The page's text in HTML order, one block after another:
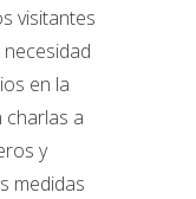
visitantes
en la
charlas a
y
medidas